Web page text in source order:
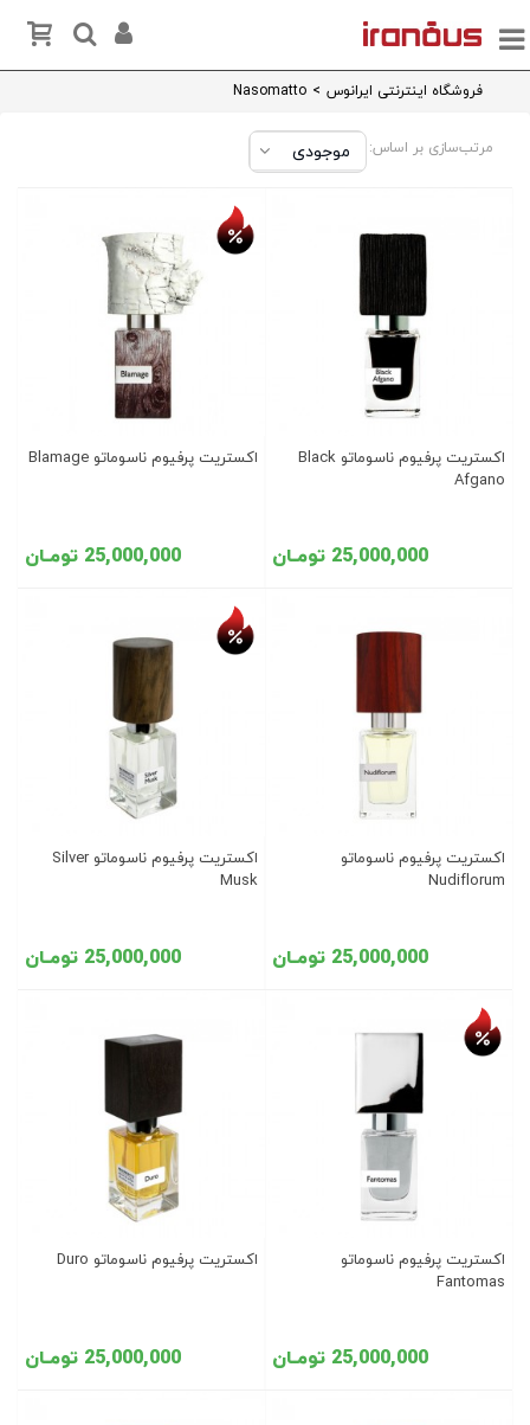
فروشگاه اینترنتی ایرانوس >
Nasomatto
مرتب‌سازی بر اساس:
اکستریت پرفیوم ناسوماتو Black
Afgano
25,000,000 تومـان
اکستریت پرفیوم ناسوماتو Blamage
25,000,000 تومـان
اکستریت پرفیوم ناسوماتو
Nudiflorum
25,000,000 تومـان
اکستریت پرفیوم ناسوماتو Silver
Musk
25,000,000 تومـان
اکستریت پرفیوم ناسوماتو
Fantomas
25,000,000 تومـان
اکستریت پرفیوم ناسوماتو Duro
25,000,000 تومـان